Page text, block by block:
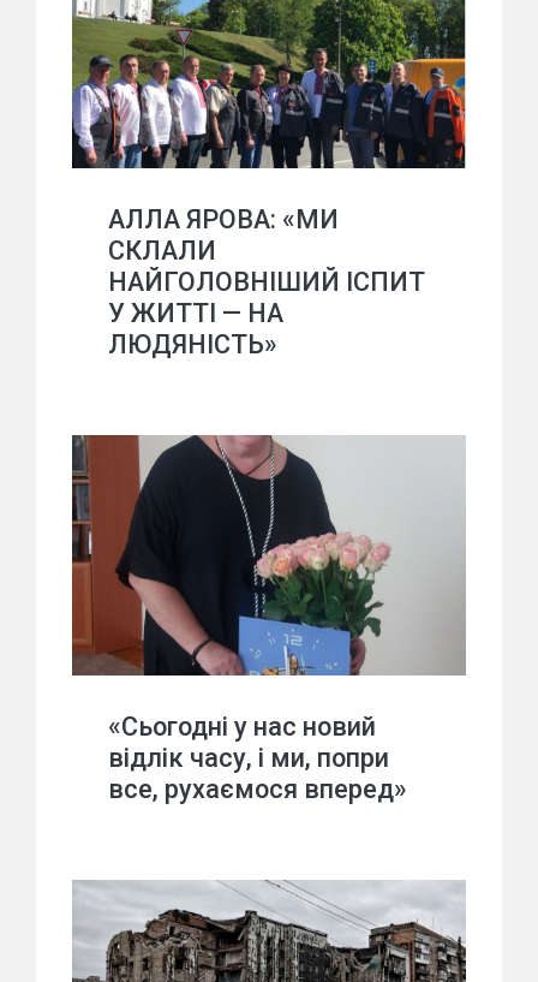
АЛЛА ЯРОВА: «МИ
СКЛАЛИ
НАЙГОЛОВНІШИЙ ІСПИТ
У ЖИТТІ — НА
ЛЮДЯНІСТЬ»
«Сьогодні у нас новий
відлік часу, і ми, попри
все, рухаємося вперед»